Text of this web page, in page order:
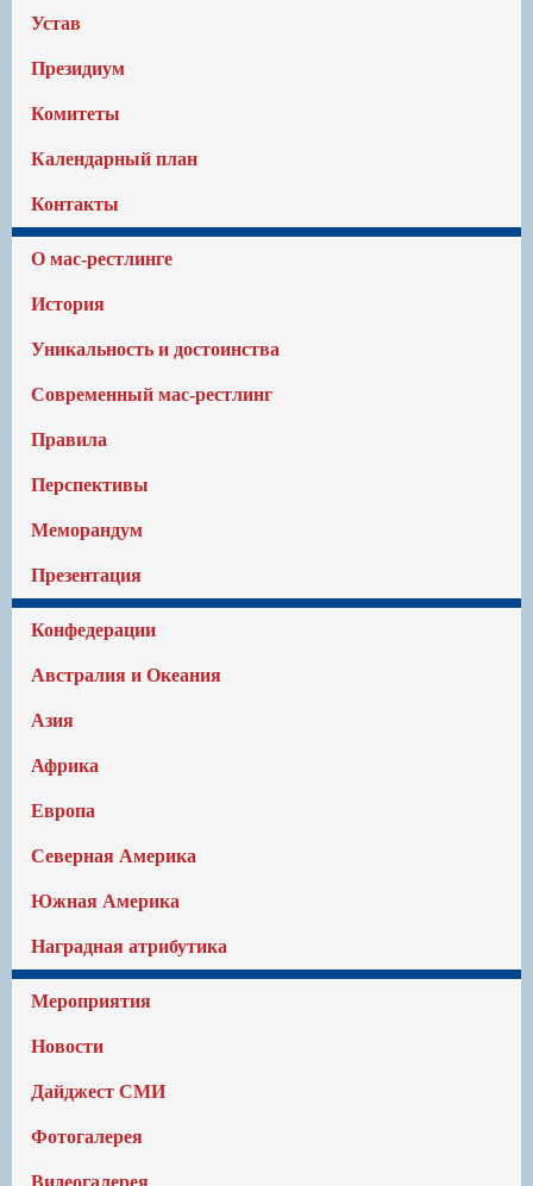
Устав
Президиум
Комитеты
Календарный план
Контакты
О мас-рестлинге
История
Уникальность и достоинства
Современный мас-рестлинг
Правила
Перспективы
Меморандум
Презентация
Конфедерации
Австралия и Океания
Азия
Африка
Европа
Северная Америка
Южная Америка
Наградная атрибутика
Мероприятия
Новости
Дайджест СМИ
Фотогалерея
Видеогалерея